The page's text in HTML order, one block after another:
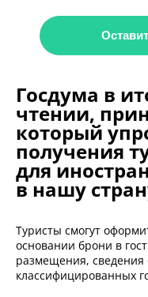
Госдума в
чтении,
который
получения
для
в нашу
Туристы смогут
основании брони в
размещения, сведения
классифицированных